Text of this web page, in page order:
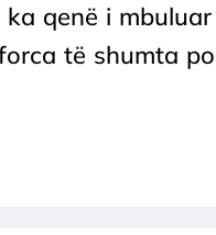
qenë i
të shumta